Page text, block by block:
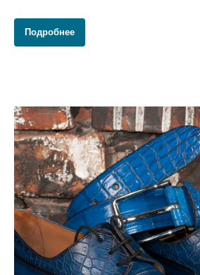
Подробнее